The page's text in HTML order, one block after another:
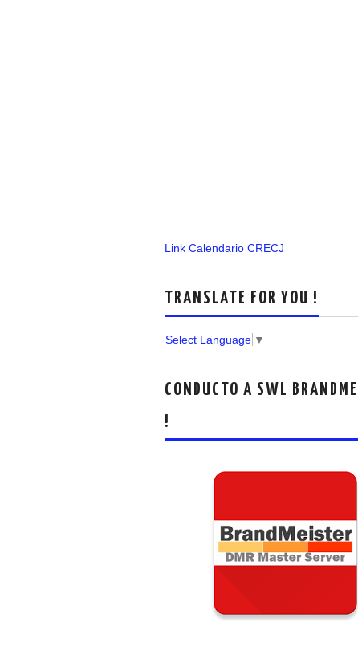
Link Calendario CRECJ
TRANSLATE FOR YOU !
Select Language ▼
CONDUCTO A SWL
!